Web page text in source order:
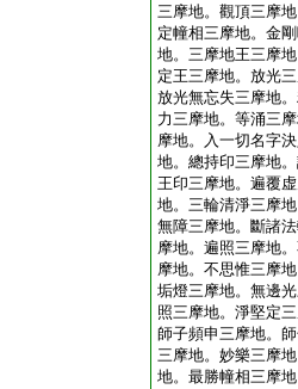
三摩地。觀頂三摩
定幢相三摩地。金
地。三摩地王三摩
定王三摩地。放光
放光無忘失三摩地
力三摩地。等涌三
摩地。入一切名字
地。總持印三摩地
王印三摩地。遍覆
地。三輪清淨三摩
無障三摩地。斷諸
摩地。遍照三摩地
摩地。不思惟三摩
垢燈三摩地。無邊
照三摩地。淨堅定
師子頻申三摩地。
三摩地。妙樂三摩
地。最勝幢相三摩